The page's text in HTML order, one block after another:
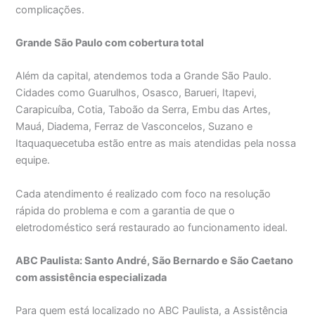
complicações.
Grande São Paulo com cobertura total
Além da capital, atendemos toda a Grande São Paulo.
Cidades como Guarulhos, Osasco, Barueri, Itapevi,
Carapicuíba, Cotia, Taboão da Serra, Embu das Artes,
Mauá, Diadema, Ferraz de Vasconcelos, Suzano e
Itaquaquecetuba estão entre as mais atendidas pela nossa
equipe.
Cada atendimento é realizado com foco na resolução
rápida do problema e com a garantia de que o
eletrodoméstico será restaurado ao funcionamento ideal.
ABC Paulista: Santo André, São Bernardo e São Caetano
com assistência especializada
Para quem está localizado no ABC Paulista, a Assistência